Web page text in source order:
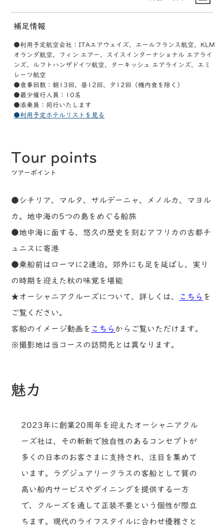
補足情報
●利用予定航空会社：ITAエアウェイズ、エールフランス航空、KLM
オランダ航空、フィン エアー、スイスインターナショナル エアライ
ンズ、ルフトハンザドイツ航空、ターキッシュ エアラインズ、エミ
レーツ航空
●食事回数：朝13回、昼12回、夕12回（機内食を除く）
●最少催行人員：10名
●添乗員：同行いたします
●利用予定ホテルリストを見る
Tour points
ツアーポイント
●シチリア、マルタ、サルデーニャ、メノルカ、マヨル
カ。地中海の5つの島をめぐる船旅
●地中海に面する、悠久の歴史を刻むアフリカの古都チ
ュニスに寄港
●乗船前はローマに2連泊。郊外にも足を延ばし、実り
の時期を迎えた秋の味覚を堪能
★オーシャニアクルーズについて、詳しくは、
こちら を
ご覧ください。
客船のイメージ動画を こちら からご覧いただけます。
※撮影地は当コースの訪問先とは異なります。
魅力
2023年に創業20周年を迎えたオーシャニアクル
ーズ社は、その斬新で独自性のあるコンセプトが
多くの日本のお客さまに支持され、注目を集めて
います。ラグジュアリークラスの客船として質の
高い船内サービスやダイニングを提供する一方
で、クルーズを通して正装不要という個性が際立
ちます。現代のライフスタイルに合わせ優雅さと